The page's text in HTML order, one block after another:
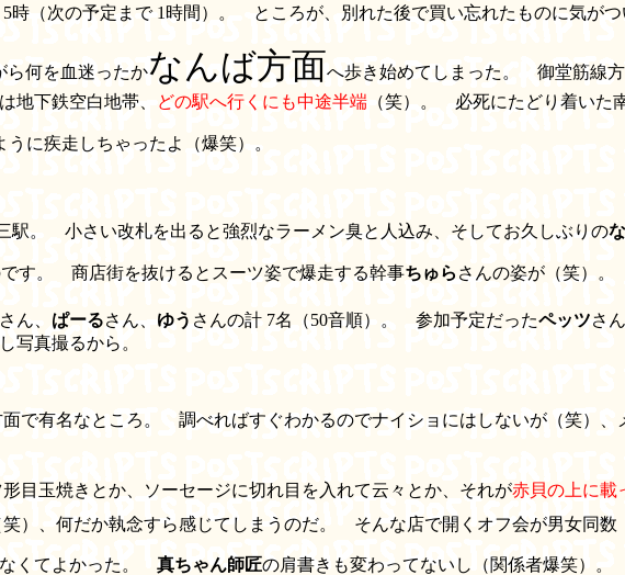
時（次の予定まで 1時間）。 ところが、別れた後で買い忘れたものに気がつ
何を血迷ったかなんば方面へ歩き始めてしまった。 御堂筋線
下鉄空白地帯、
どの駅へ行くにも中途半端 （笑）。 必死にたどり着いた
うに疾走しちゃったよ（爆笑）。
駅。 小さい改札を出ると強烈なラーメン臭と人込み、そしてお久しぶりの
です。 商店街を抜けるとスーツ姿で爆走する幹事ちゅら さんの姿が（笑）。
さん、 ぱーるさん、 ゆう さんの計 7名（50音順）。 参加予定だったペッツさ
真撮るから。
で有名なところ。 調べればすぐわかるのでナイショにはしないが（笑）、
目玉焼きとか、ソーセージに切れ目を入れて云々とか、それが赤貝の上に載
）、何だか執念すら感じてしまうのだ。 そんな店で開くオフ会が男女同数
くてよかった。 真ちゃん師匠の肩書きも変わってないし（関係者爆笑）。